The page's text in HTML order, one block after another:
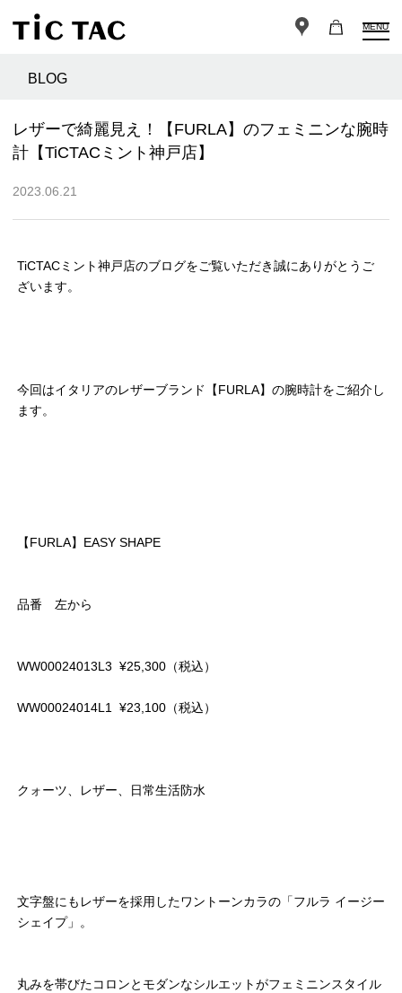
MENU
BLOG
レザーで綺麗見え！【FURLA】のフェミニンな腕時
計【TiCTACミント神戸店】
2023.06.21
TiCTACミント神戸店のブログをご覧いただき誠にありがとうご
ざいます。
今回はイタリアのレザーブランド【FURLA】の腕時計をご紹介し
ます。
【FURLA】EASY SHAPE
品番 左から
WW00024013L3 ¥25,300（税込）
WW00024014L1 ¥23,100（税込）
クォーツ、レザー、日常生活防水
文字盤にもレザーを採用したワントーンカラの「フルラ イージー
シェイプ」。
丸みを帯びたコロンとモダンなシルエットがフェミニンスタイル